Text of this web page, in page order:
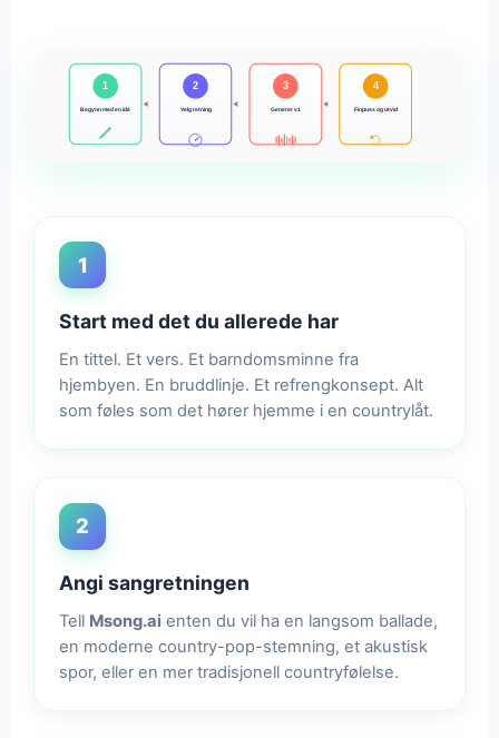
1
Begynn med en idé
2
Velg retning
3
Generer v1
4
Finpuss og utvid
1
Start med det du allerede har
En tittel. Et vers. Et barndomsminne fra
hjembyen. En bruddlinje. Et refrengkonsept. Alt
som føles som det hører hjemme i en countrylåt.
2
Angi sangretningen
Tell Msong.ai enten du vil ha en langsom ballade,
en moderne country-pop-stemning, et akustisk
spor, eller en mer tradisjonell countryfølelse.